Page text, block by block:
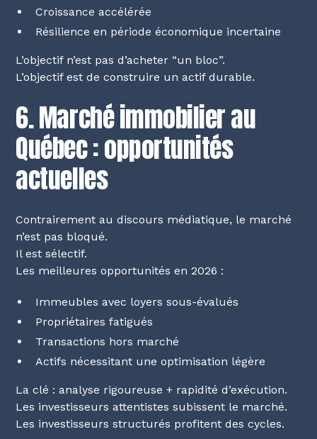
Croissance accélérée
Résilience en période économique incertaine
L’objectif n’est pas d’acheter “un bloc”.
L’objectif est de construire un actif durable.
6. Marché immobilier au
Québec : opportunités
actuelles
Contrairement au discours médiatique, le marché
n’est pas bloqué.
Il est sélectif.
Les meilleures opportunités en 2026 :
Immeubles avec loyers sous-évalués
Propriétaires fatigués
Transactions hors marché
Actifs nécessitant une optimisation légère
La clé : analyse rigoureuse + rapidité d’exécution.
Les investisseurs attentistes subissent le marché.
Les investisseurs structurés profitent des cycles.